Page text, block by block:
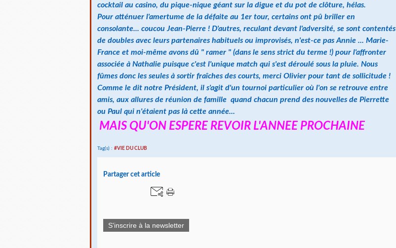
cocktail au casino, du pique-nique géant sur la digue et du pot de clôture, hélas.
Pour atténuer l'amertume de la défaite au 1er tour, certains ont pû briller en
consolante... coucou Jean-Pierre ! D'autres, reculant devant l'adversité, se sont contentés
de doubles avec leurs partenaires habituels ou improvisés, n'est-ce pas Annie ... Marie-
France et moi-même avons dû " ramer " (dans le sens strict du terme !) pour l'affronter
associée à Nathalie puisque c'est l'unique match qui s'est déroulé sous la pluie. Nous
fûmes donc les seules à sortir fraîches des courts, merci Olivier pour tant de sollicitude !
Comme le dit notre Président, il s'agit d'un tournoi particulier où l'on se retrouve entre
amis, aux allures de réunion de famille quand chacun prend des nouvelles de Pierrette
ou Paul qui n'étaient pas là cette année...
MAIS QU'ON ESPERE REVOIR L'ANNEE PROCHAINE
Tag(s) : #VIE DU CLUB
Partager cet article
S'inscrire à la newsletter